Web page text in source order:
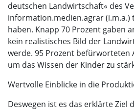
deutschen Landwirtschaft« des
information.medien.agrar (i.m.a.)
haben. Knapp 70 Prozent gaben
kein realistisches Bild der
werde. 95 Prozent befürworteten
um das Wissen der Kinder zu
Wertvolle Einblicke in die
Deswegen ist es das erklärte Ziel